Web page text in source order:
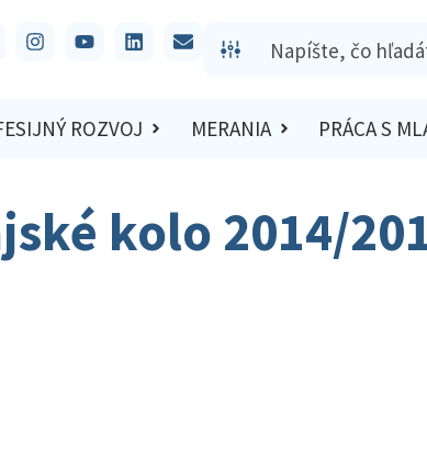
ROZVOJ MERANIA PRÁCA S
kolo 2014/